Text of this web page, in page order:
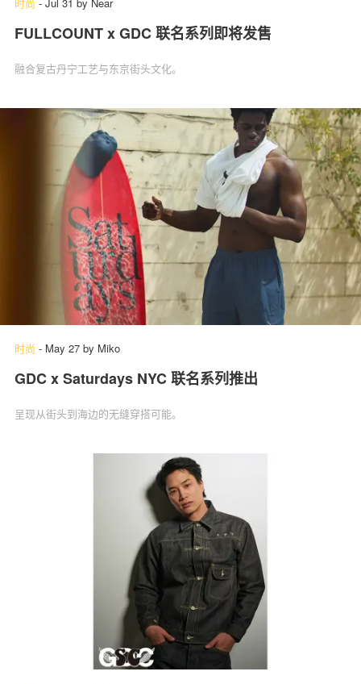
FULLCOUNT x GDC 联名系列即将发售
融合复古丹宁工艺与东京街头文化。
时尚 - May 27 by Miko
GDC x Saturdays NYC 联名系列推出
呈现从街头到海边的无缝穿搭可能。